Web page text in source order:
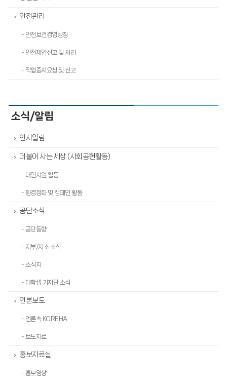
> 안전관리
- 안전보건경영방침
- 안전제안신고 및 처리
- 작업중지요청 및 신고
소식/알림
> 인사알림
> 더불어 사는 세상 (사회공헌활동)
- 대민지원 활동
- 환경정화 및 캠페인 활동
> 공단소식
- 공단동향
- 지부/지소 소식
- 소식지
- 대학생 기자단 소식
> 언론보도
- 언론속 KOREHA
- 보도자료
> 홍보자료실
- 홍보영상